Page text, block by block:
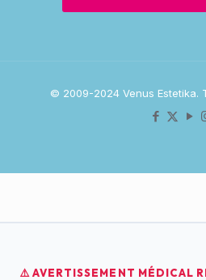
© 2009-2024 Venus Estetika.
⚠️ AVERTISSEMENT MÉDICAL